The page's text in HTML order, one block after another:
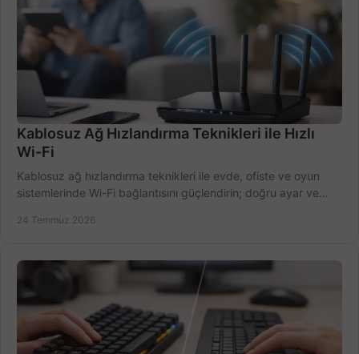
Kablosuz Ağ Hızlandırma Teknikleri ile Hızlı
Wi-Fi
Kablosuz ağ hızlandırma teknikleri ile evde, ofiste ve oyun
sistemlerinde Wi-Fi bağlantısını güçlendirin; doğru ayar ve
24 Temmuz 2026